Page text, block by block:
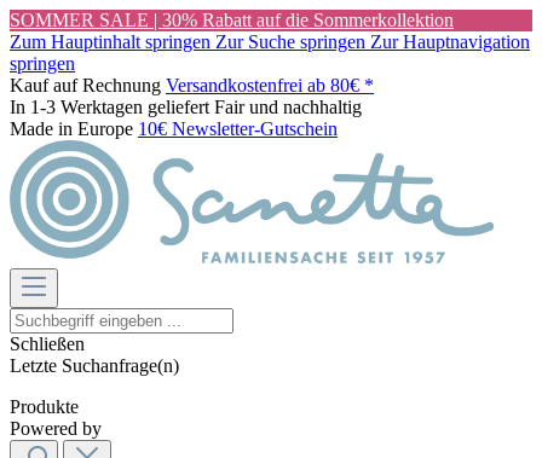
SOMMER SALE | 30% Rabatt auf die Sommerkollektion
Zum Hauptinhalt springen Zur Suche springen Zur Hauptnavigation
springen
Kauf auf Rechnung Versandkostenfrei ab 80€ *
In 1-3 Werktagen geliefert Fair und nachhaltig
Made in Europe 10€ Newsletter-Gutschein
Schließen
Letzte Suchanfrage(n)
Produkte
Powered by